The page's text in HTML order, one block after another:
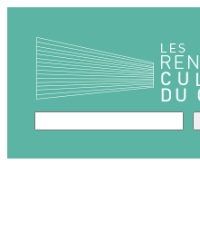
contenu
Rechercher